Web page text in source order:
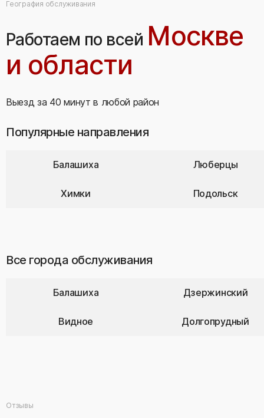
География обслуживания
Работаем по всей Москве
и области
Выезд за 40 минут в любой район
Популярные направления
Балашиха
Химки
Люберцы
Подольск
Все города обслуживания
Балашиха
Видное
Дзержинский
Долгопрудный
Отзывы